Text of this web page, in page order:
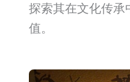
探索其在文化传承
值。